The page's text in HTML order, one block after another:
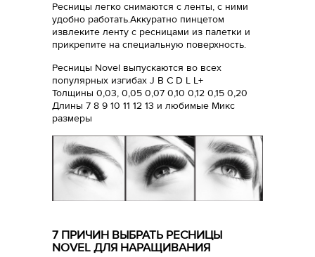
Ресницы легко снимаются с ленты, с ними
удобно работать.Аккуратно пинцетом
извлеките ленту с ресницами из палетки и
прикрепите на специальную поверхность.
Ресницы Novel выпускаются во всех
популярных изгибах J B C D L L+
Толщины 0,03, 0,05 0,07 0,10 0,12 0,15 0,20
Длины 7 8 9 10 11 12 13 и любимые Микс
размеры
7 ПРИЧИН ВЫБРАТЬ РЕСНИЦЫ
NOVEL ДЛЯ НАРАЩИВАНИЯ